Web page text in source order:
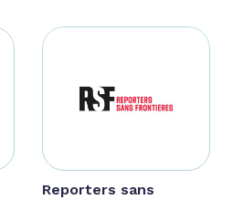
Reporters sans